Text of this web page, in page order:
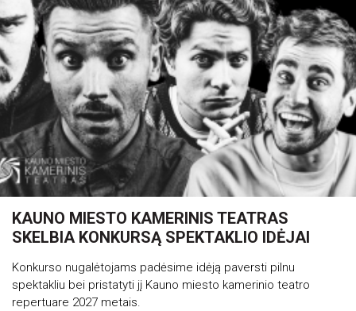
KAUNO MIESTO KAMERINIS TEATRAS
SKELBIA KONKURSĄ SPEKTAKLIO IDĖJAI
Konkurso nugalėtojams padėsime idėją paversti pilnu
spektakliu bei pristatyti jį Kauno miesto kamerinio teatro
repertuare 2027 metais.